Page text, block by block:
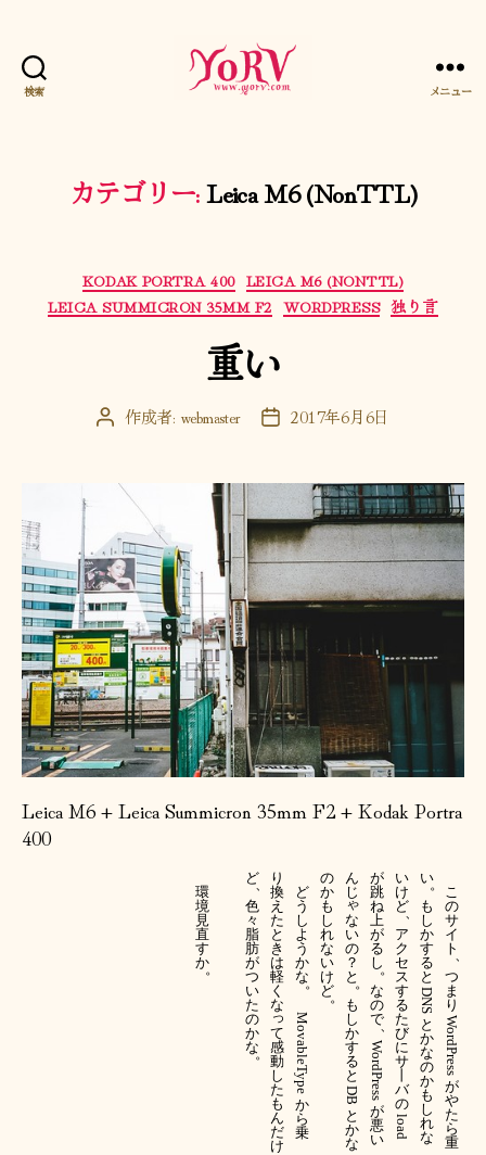
検索 メニュー
カテゴリー:Leica M6 (NonTTL)
カ
テ
ゴ
リ
ー
KODAK PORTRA 400 LEICA M6 (NONTTL)
LEICA SUMMICRON 35MM F2 WORDPRESS 独り言
重い
投 作成者: webmaster
投 2017年6月6日
Leica M6 + Leica Summicron 35mm F2 + Kodak Portra
400
こ
の
サ
イ
ト、
つ
ま
り
WordPress
が
や
た
ら
重
い。
も
し
か
す
る
と
DNS
と
か
な
の
か
も
し
れ
な
い
け
ど、
ア
ク
セ
ス
す
る
た
び
に
サ
バ
の
load
が
跳
ね
上
が
る
し。
な
の
で、
WordPress
が
悪
い
ん
じ
ゃ
な
い
の
？
と。
も
し
か
す
る
と
DB
と
か
な
の
か
も
し
れ
な
い
け
ど。
ど
う
し
よ
う
か
な。
MovableType
か
ら
乗
り
換
え
た
と
き
は
軽
く
な
っ
て
感
動
し
た
も
ん
だ
け
ど、
色
々
脂
肪
が
つ
い
た
の
か
な。
環
境
見
直
す
か。